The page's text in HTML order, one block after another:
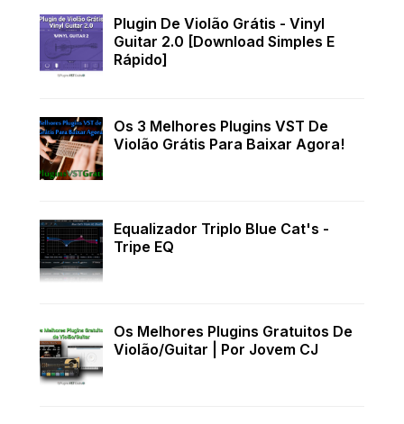
Plugin De Violão Grátis - Vinyl
Guitar 2.0 [Download Simples E
Rápido]
Os 3 Melhores Plugins VST De
Violão Grátis Para Baixar Agora!
Equalizador Triplo Blue Cat's -
Tripe EQ
Os Melhores Plugins Gratuitos De
Violão/Guitar | Por Jovem CJ